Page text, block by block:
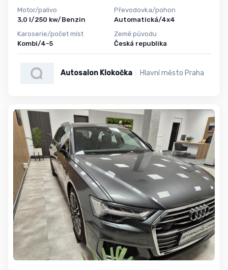
Motor/palivo
3,0 l/250 kw/Benzin
Karoserie/počet míst
Kombi/4-5
Převodovka/pohon
Automatická/4x4
Země původu
Česká republika
Autosalon Klokočka Hlavní město Praha